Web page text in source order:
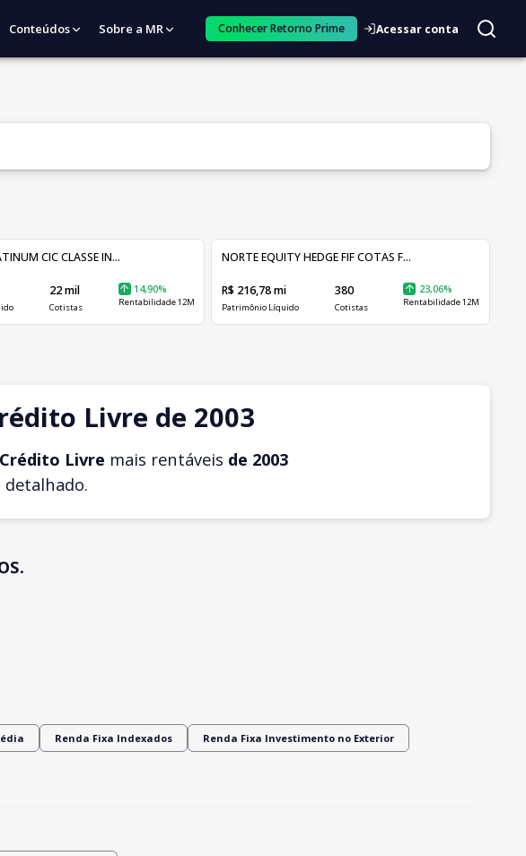
Conteúdos Sobre a MR Conhecer Retorno Prime Acessar conta
CIC CLASSE IN...
22 mil
Cotistas
14,90%
Rentabilidade 12M
NORTE EQUITY HEDGE FIF COTAS F...
R$ 216,78 mi
Patrimônio Líquido
380
Cotistas
23,06%
Rentabilidade 12M
Livre de 2003
Livre mais rentáveis de 2003
detalhado.
Renda Fixa Indexados Renda Fixa Investimento no Exterior